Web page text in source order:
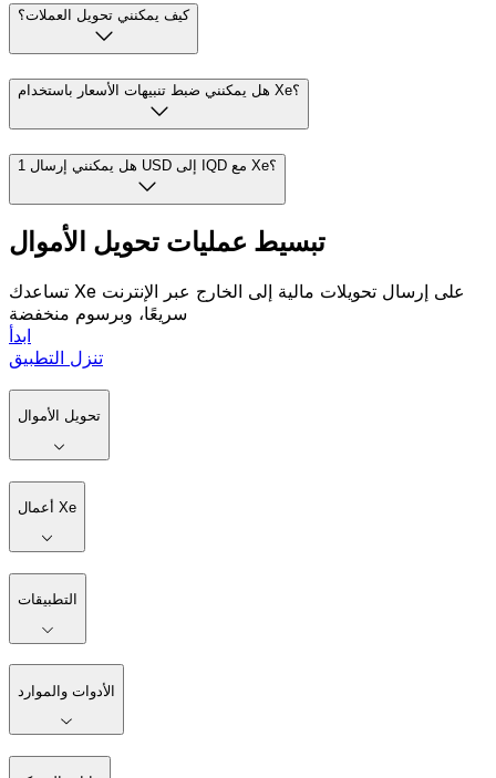
كيف يمكنني تحويل العملات؟
هل يمكنني ضبط تنبيهات الأسعار باستخدام Xe؟
هل يمكنني إرسال 1 USD إلى IQD مع Xe؟
تبسيط عمليات تحويل الأموال
تساعدك Xe على إرسال تحويلات مالية إلى الخارج عبر الإنترنت
سريعًا، وبرسوم منخفضة
ابدأ
تنزل التطبيق
تحويل الأموال
أعمال Xe
التطبيقات
الأدوات والموارد